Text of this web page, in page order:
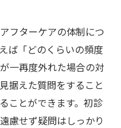
フターケアの体制につ
ば「どのくらいの頻度
一再度外れた場合の対
据えた質問をすること
ことができます。初診
慮せず疑問はしっかり